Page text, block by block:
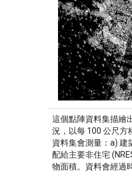
這個點陣資料集描繪
況，以每 100 公尺方
資料集會測量：a) 建
配給主要非住宅
物面積。資料會經過